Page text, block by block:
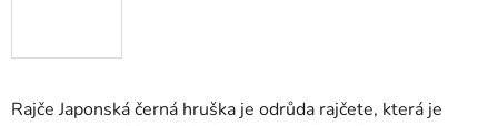
Rajče Japonská černá hruška je odrůda rajčete, která je